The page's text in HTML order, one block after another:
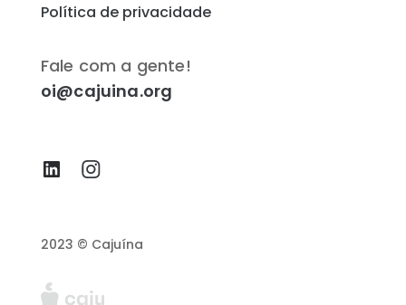
Política de privacidade
Fale com a gente!
oi@cajuina.org
2023 © Cajuína